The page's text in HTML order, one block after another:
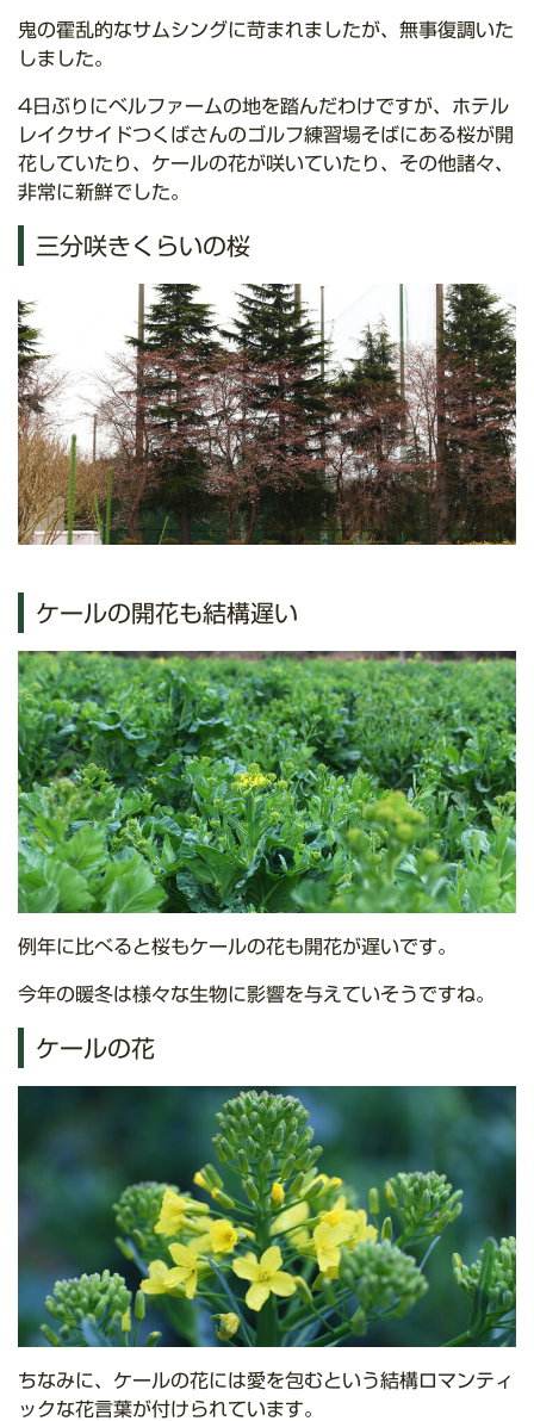
鬼の霍乱的なサムシングに苛まれましたが、無事復調いた
しました。
4日ぶりにベルファームの地を踏んだわけですが、ホテル
レイクサイドつくばさんのゴルフ練習場そばにある桜が開
花していたり、ケールの花が咲いていたり、その他諸々、
非常に新鮮でした。
三分咲きくらいの桜
ケールの開花も結構遅い
例年に比べると桜もケールの花も開花が遅いです。
今年の暖冬は様々な生物に影響を与えていそうですね。
ケールの花
ちなみに、ケールの花には愛を包むという結構ロマンティ
ックな花言葉が付けられています。